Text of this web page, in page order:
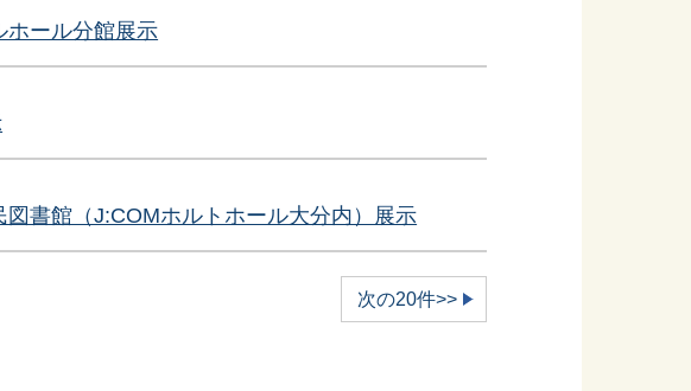
ホール分館展示
図書館（J:COMホルトホール大分内）展示
次の20件>>